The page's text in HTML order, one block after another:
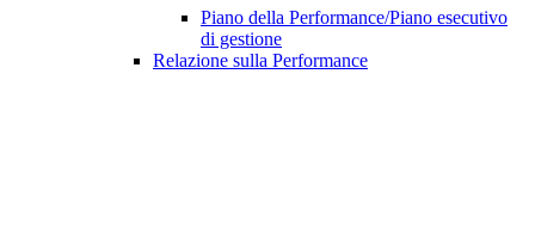
Piano della Performance/Piano esecutivo
di gestione
Relazione sulla Performance